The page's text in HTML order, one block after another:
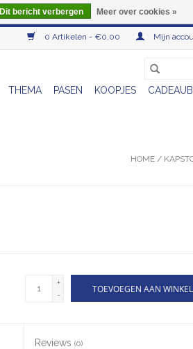
0 Artikelen - €0,00 Mijn
THEMA PASEN KOOPJES
HOME /
+
-
TOEVOEGEN AAN
Reviews(0)
Dit bericht verbergen Meer over cookies »